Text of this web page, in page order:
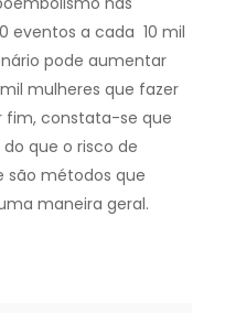
eventos a cada 10 mil
pode aumentar
mulheres que fazer
fim, constata-se que
que o risco de
são métodos que
maneira geral.